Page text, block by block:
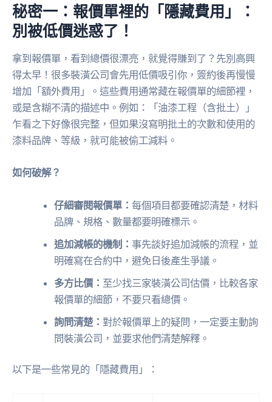
秘密一：報價單裡的「隱藏費用」：
別被低價迷惑了！
拿到報價單，看到總價很漂亮，就覺得賺到了？先別高興
得太早！很多裝潢公司會先用低價吸引你，簽約後再慢慢
增加「額外費用」。這些費用通常藏在報價單的細節裡，
或是含糊不清的描述中。例如：「油漆工程（含批土）」
乍看之下好像很完整，但如果沒寫明批土的次數和使用的
漆料品牌、等級，就可能被偷工減料。
如何破解？
仔細審閱報價單：每個項目都要確認清楚，材料
品牌、規格、數量都要明確標示。
追加減帳的機制：事先談好追加減帳的流程，並
明確寫在合約中，避免日後產生爭議。
多方比價： 至少找三家裝潢公司估價，比較各家
報價單的細節，不要只看總價。
詢問清楚：對於報價單上的疑問，一定要主動詢
問裝潢公司，並要求他們清楚解釋。
以下是一些常見的「隱藏費用」：